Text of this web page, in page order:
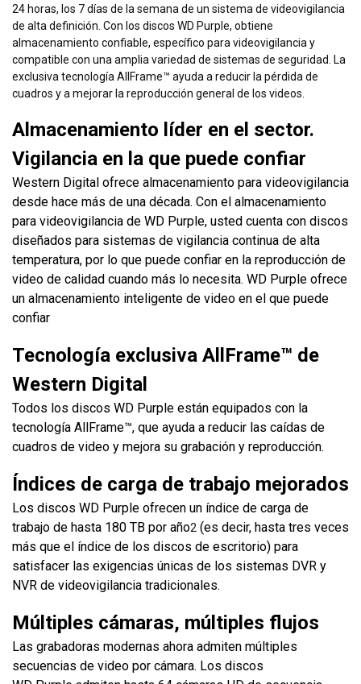
24 horas, los 7 días de la semana de un sistema de videovigilancia
de alta definición. Con los discos WD Purple, obtiene
almacenamiento confiable, específico para videovigilancia y
compatible con una amplia variedad de sistemas de seguridad. La
exclusiva tecnología AllFrame™ ayuda a reducir la pérdida de
cuadros y a mejorar la reproducción general de los videos.
Almacenamiento líder en el sector.
Vigilancia en la que puede confiar
Western Digital ofrece almacenamiento para videovigilancia
desde hace más de una década. Con el almacenamiento
para videovigilancia de WD Purple, usted cuenta con discos
diseñados para sistemas de vigilancia continua de alta
temperatura, por lo que puede confiar en la reproducción de
video de calidad cuando más lo necesita. WD Purple ofrece
un almacenamiento inteligente de video en el que puede
confiar
Tecnología exclusiva AllFrame™ de
Western Digital
Todos los discos WD Purple están equipados con la
tecnología AllFrame™, que ayuda a reducir las caídas de
cuadros de video y mejora su grabación y reproducción.
Índices de carga de trabajo mejorados
Los discos WD Purple ofrecen un índice de carga de
trabajo de hasta 180 TB por año2 (es decir, hasta tres veces
más que el índice de los discos de escritorio) para
satisfacer las exigencias únicas de los sistemas DVR y
NVR de videovigilancia tradicionales.
Múltiples cámaras, múltiples flujos
Las grabadoras modernas ahora admiten múltiples
secuencias de video por cámara. Los discos